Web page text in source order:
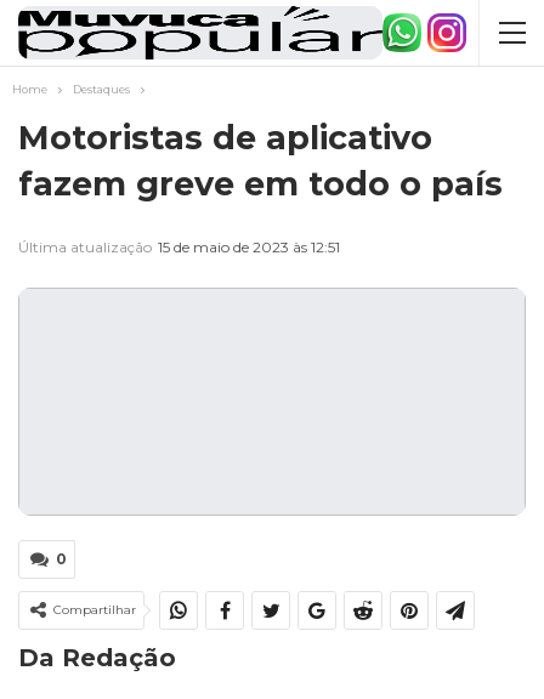
Home Destaques
Motoristas de aplicativo
fazem greve em todo o país
Última atualização 15 de maio de 2023 às 12:51
0
Compartilhar
Da Redação